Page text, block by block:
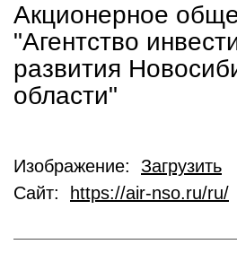
Акционерное
"Агентство
развития
области"
Изображение: Загрузить
Сайт:
https://air-nso.ru/ru/